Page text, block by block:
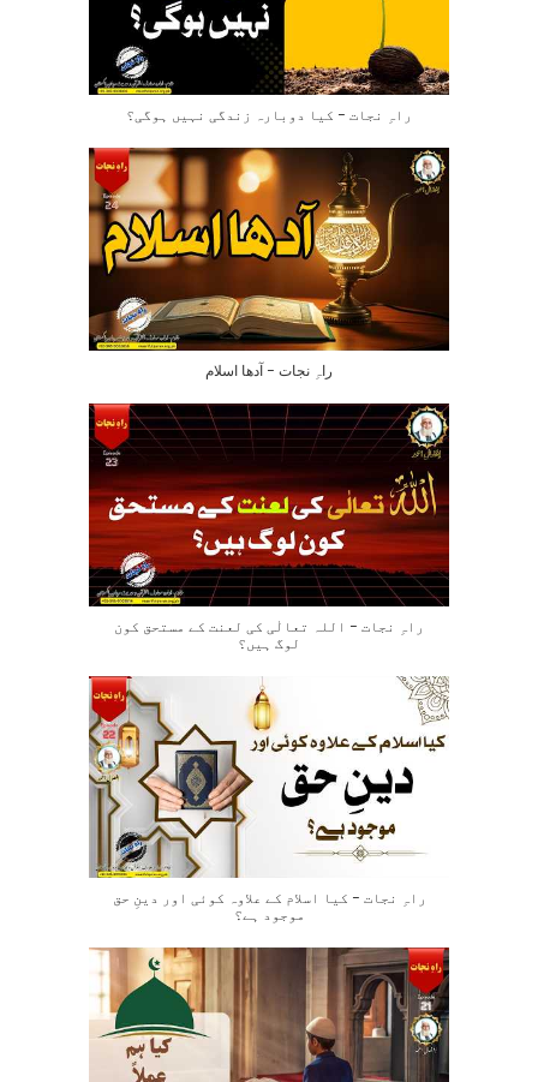
راہِ نجات – کیا دوبارہ زندگی نہیں ہوگی؟
راہِ نجات – آدھا اسلام
راہِ نجات – اللہ تعالٰی کی لعنت کے مستحق کون
لوگ ہیں؟
راہِ نجات – کیا اسلام کے علاوہ کوئی اور دینِ حق
موجود ہے؟